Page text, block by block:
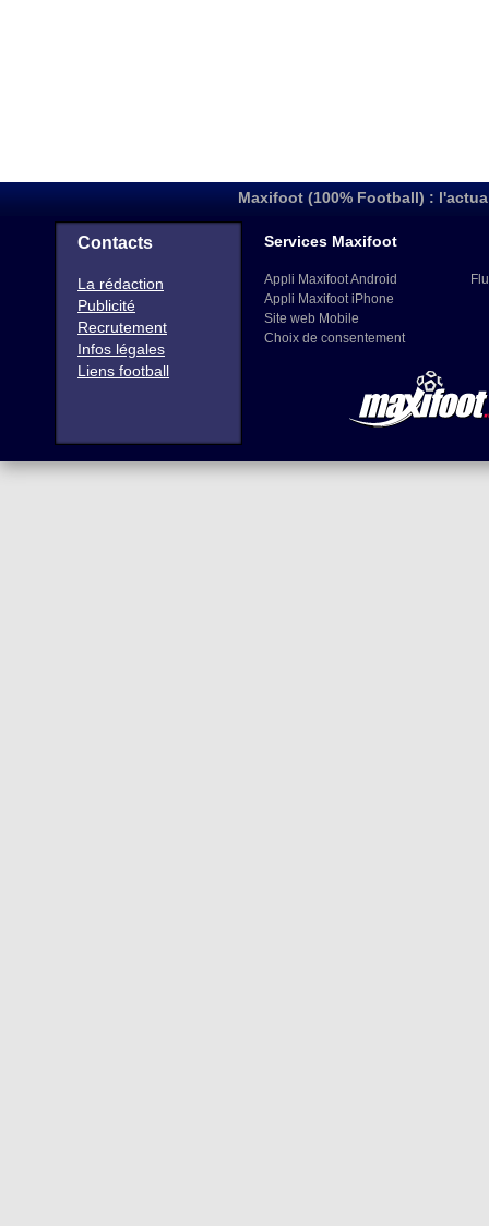
Maxifoot (100% Football) :
Contacts
La rédaction
Publicité
Recrutement
Infos légales
Liens football
Services Maxifoot
Appli Maxifoot Android
Appli Maxifoot iPhone
Site web Mobile
Choix de consentement